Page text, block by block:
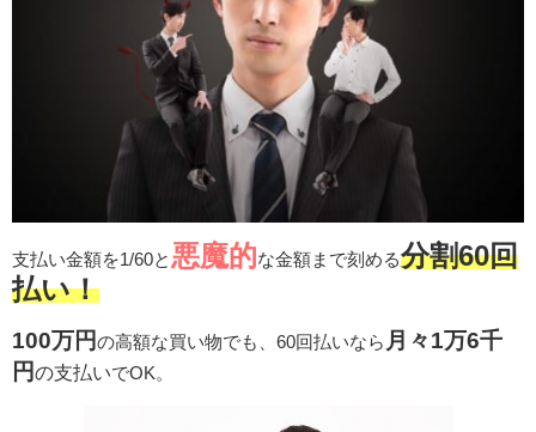
支払い金額を1/60と 悪魔的な金額まで刻める分割60回
払い！
100万円 の高額な買い物でも、60回払いなら 月々1万6千
円の支払いでOK。